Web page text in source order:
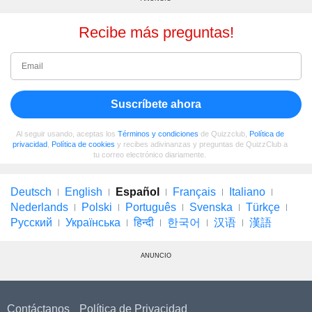
Recibe más preguntas!
Suscríbete ahora
Al seguir usando, aceptas los Términos y condiciones de Quizzclub, Política de
privacidad, Política de cookies y recibes adivinanzas y preguntas de QuizzClub a
tu correo electrónico diariamente.
Deutsch English Español Français
Italiano
Nederlands
Polski Português Svenska
Türkçe
Русский
Українська हिन्दी 한국어 汉语 漢語
ANUNCIO
Contáctanos Política de Privacidad